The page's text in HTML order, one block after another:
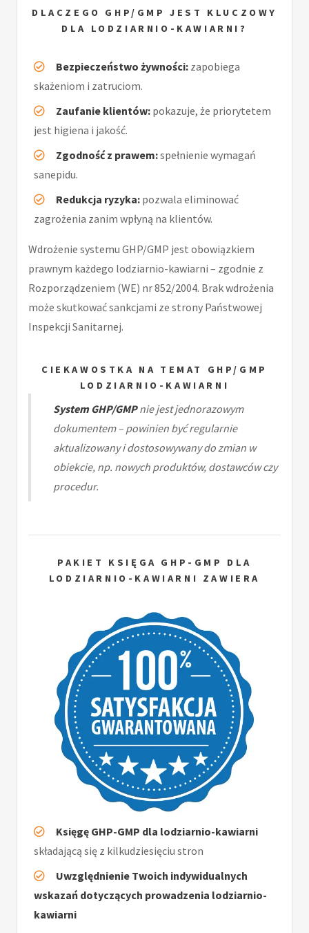
DLACZEGO GHP/GMP JEST KLUCZOWY
DLA LODZIARNIO-KAWIARNI?
Bezpieczeństwo żywności: zapobiega
skażeniom i zatruciom.
Zaufanie klientów: pokazuje, że priorytetem
jest higiena i jakość.
Zgodność z prawem:spełnienie wymagań
sanepidu.
Redukcja ryzyka: pozwala eliminować
zagrożenia zanim wpłyną na klientów.
Wdrożenie systemu GHP/GMP jest obowiązkiem
prawnym każdego lodziarnio-kawiarni – zgodnie z
Rozporządzeniem (WE) nr 852/2004. Brak wdrożenia
może skutkować sankcjami ze strony Państwowej
Inspekcji Sanitarnej.
CIEKAWOSTKA NA TEMAT GHP/GMP
LODZIARNIO-KAWIARNI
System GHP/GMPnie jest jednorazowym
dokumentem – powinien być regularnie
aktualizowany i dostosowywany do zmian w
obiekcie, np. nowych produktów, dostawców czy
procedur.
PAKIET KSIĘGA GHP-GMP DLA
LODZIARNIO-KAWIARNI ZAWIERA
Księgę GHP-GMP dla lodziarnio-kawiarni
składającą się z kilkudziesięciu stron
Uwzględnienie Twoich indywidualnych
wskazań dotyczących prowadzenia lodziarnio-
kawiarni